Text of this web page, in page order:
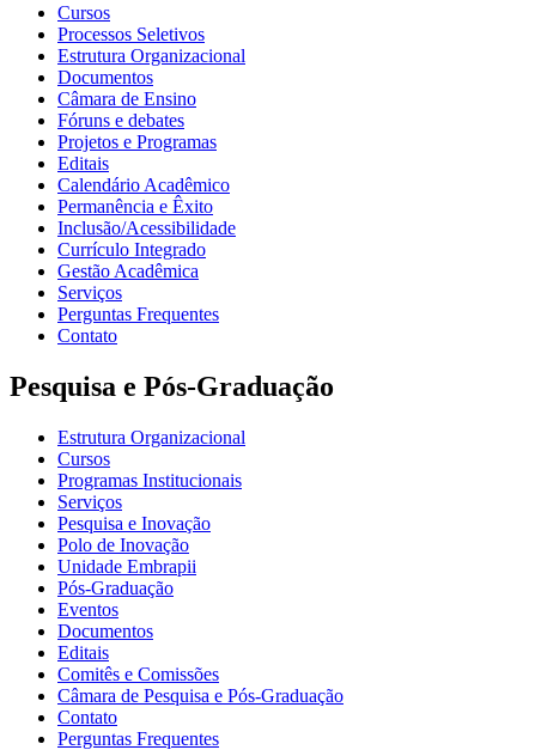
Cursos
Processos Seletivos
Estrutura Organizacional
Documentos
Câmara de Ensino
Fóruns e debates
Projetos e Programas
Editais
Calendário Acadêmico
Permanência e Êxito
Inclusão/Acessibilidade
Currículo Integrado
Gestão Acadêmica
Serviços
Perguntas Frequentes
Contato
Pesquisa e Pós-Graduação
Estrutura Organizacional
Cursos
Programas Institucionais
Serviços
Pesquisa e Inovação
Polo de Inovação
Unidade Embrapii
Pós-Graduação
Eventos
Documentos
Editais
Comitês e Comissões
Câmara de Pesquisa e Pós-Graduação
Contato
Perguntas Frequentes